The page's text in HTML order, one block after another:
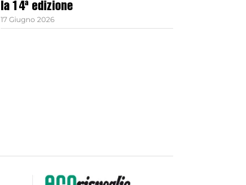
la 14ª edizione
17 Giugno 2026